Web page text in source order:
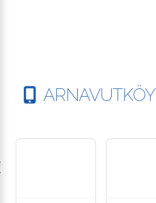
ARNAVUTKÖY